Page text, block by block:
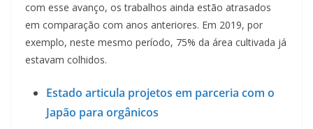
com esse avanço, os trabalhos ainda estão atrasados
em comparação com anos anteriores. Em 2019, por
exemplo, neste mesmo período, 75% da área cultivada já
estavam colhidos.
Estado articula projetos em parceria com o
Japão para orgânicos